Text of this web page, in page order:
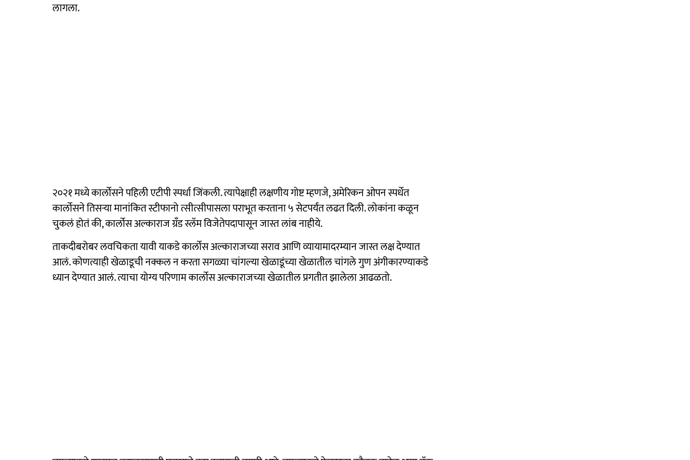
लागला.
२०२१ मध्ये कार्लोसने पहिली एटीपी स्पर्धा जिंकली. त्यापेक्षाही लक्षणीय गोष्ट म्हणजे, अमेरिकन ओपन स्पर्धेत
कार्लोसने तिसऱ्या मानांकित स्टीफानो त्सीत्सीपासला पराभूत करताना ५ सेटपर्यंत लढत दिली. लोकांना कळून
चुकलं होतं की, कार्लोस अल्काराज ग्रँड स्लॅम विजेतेपदापासून जास्त लांब नाहीये.
ताकदीबरोबर लवचिकता यावी याकडे कार्लोस अल्काराजच्या सराव आणि व्यायामादरम्यान जास्त लक्ष देण्यात
आलं. कोणत्याही खेळाडूची नक्कल न करता सगळ्या चांगल्या खेळाडूंच्या खेळातील चांगले गुण अंगीकारण्याकडे
ध्यान देण्यात आलं. त्याचा योग्य परिणाम कार्लोस अल्काराजच्या खेळातील प्रगतीत झालेला आढळतो.